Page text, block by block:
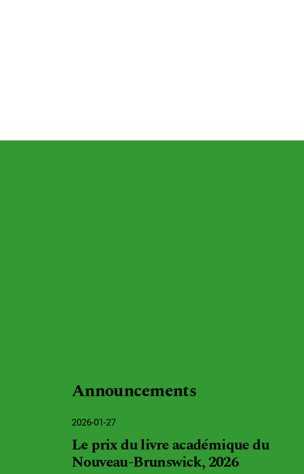
Announcements
2026-01-27
Le prix du livre académique du
Nouveau-Brunswick, 2026